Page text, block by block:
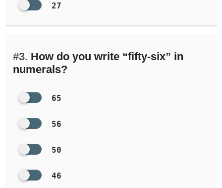
27
#3. How do you write “fifty-six” in
numerals?
65
56
50
46